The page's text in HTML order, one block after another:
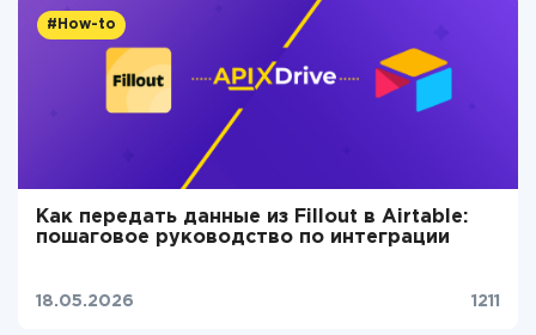
#How-to
Как передать данные из Fillout в Airtable:
пошаговое руководство по интеграции
18.05.2026 1211